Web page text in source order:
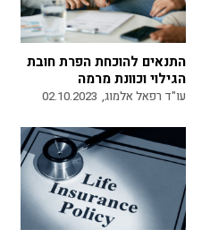
התנאים להוכחת הפרת חובת
הגילוי וכוונת מרמה
עו"ד רפאל אלמוג, 02.10.2023